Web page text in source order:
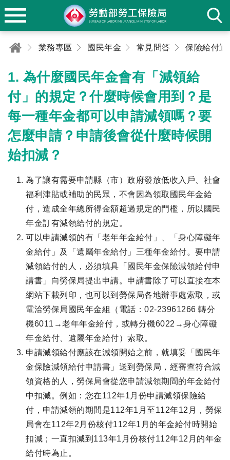
業務專區 國民年金 常見問答 保險給付通
1. 為什麼國民年金會有「減領給
付」的規定？什麼時候會用到？是
每一種年金都可以申請減領嗎？要
怎麼申請？申請後會從什麼時候開
始扣減？
為了讓有需要申請縣（市）政府發放低收入戶、社會
福利津貼或補助的民眾，不會因為領取國民年金給
付，造成全年總所得金額超過規定的門檻，所以國民
年金訂有減領給付的規定。
可以申請減領的有「老年年金給付」、「身心障礙年
金給付」及「遺屬年金給付」三種年金給付。要申請
減領給付的人，必須填具「國民年金保險減領給付申
請書」向勞保局提出申請。申請書除了可以直接在本
網站下載列印，也可以到勞保局各地辦事處索取，或
電洽勞保局國民年金組（電話：02-23961266 轉分
機6011→老年年金給付，或轉分機6022→身心障礙
年金給付、遺屬年金給付）索取。
申請減領給付應該在減領開始之前，就填妥「國民年
金保險減領給付申請書」送到勞保局，經審查符合減
領資格的人，勞保局會從您申請減領期間的年金給付
中扣減。例如：您在112年1月份申請減領保險給
付，申請減領的期間是112年1月至112年12月，勞保
局會在112年2月份核付112年1月的年金給付時開始
扣減；一直扣減到113年1月份核付112年12月的年金
給付時為止。